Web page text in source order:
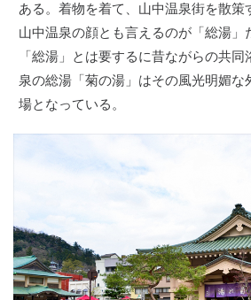
ある。着物を着て、山中温泉街を散策
山中温泉の顔とも言えるのが「総湯」
「総湯」とは要するに昔ながらの共
泉の総湯「菊の湯」はその風光明媚な
場となっている。